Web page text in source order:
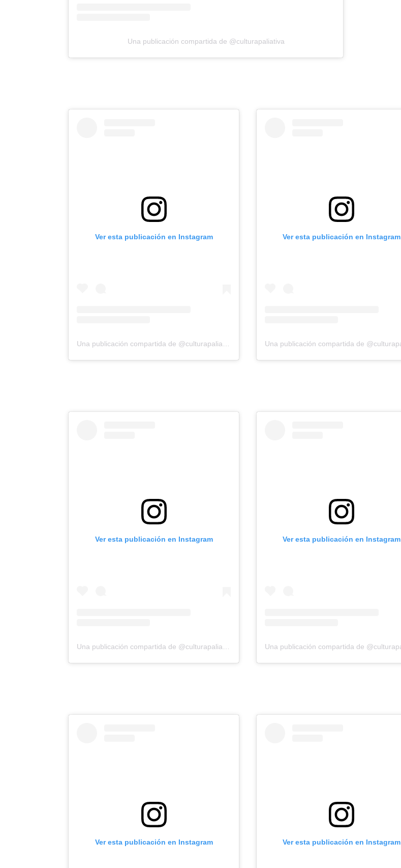
Una publicación compartida de @culturapaliativa
Ver esta publicación en Instagram
Una publicación compartida de @culturapaliativa
Ver esta publicación en Instagram
Ver esta publicación en Instagram Ver esta publicación en Instagram
Ver esta publicación en Instagram Ver esta publicación en Instagram